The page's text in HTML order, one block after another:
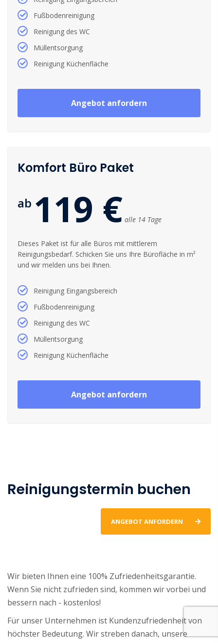
Fußbodenreinigung
Reinigung des WC
Müllentsorgung
Reinigung Küchenfläche
Angebot anfordern
Komfort Büro Paket
ab 119 € alle 14 Tage
Dieses Paket ist für alle Büros mit mittlerem
Reinigungsbedarf. Schicken Sie uns Ihre Bürofläche in m²
und wir melden uns bei Ihnen.
Reinigung Eingangsbereich
Fußbodenreinigung
Reinigung des WC
Müllentsorgung
Reinigung Küchenfläche
Angebot anfordern
Reinigungstermin buchen
ANGEBOT ANFORDERN
Wir bieten Ihnen eine 100% Zufriedenheitsgarantie.
Wenn Sie nicht zufrieden sind, kommen wir vorbei und
bessern nach - kostenlos!
Für unser Unternehmen ist Kundenzufriedenheit von
höchster Bedeutung. Wir streben danach, unsere